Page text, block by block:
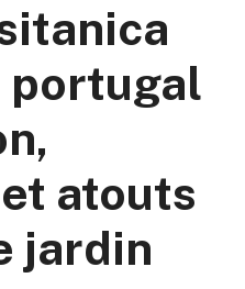
portugal
atouts
jardin